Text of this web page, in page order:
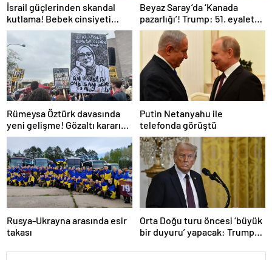
İsrail güçlerinden skandal
kutlama! Bebek cinsiyeti
partisinde Gazze’de bina
patlatıldı
Beyaz Saray’da ‘Kanada
pazarlığı’! Trump: 51. eyalet
olmalı
Rümeysa Öztürk davasında
yeni gelişme! Gözaltı kararına
gerekçe sunamadılar
Putin Netanyahu ile
telefonda görüştü
Rusya-Ukrayna arasında esir
takası
Orta Doğu turu öncesi ‘büyük
bir duyuru’ yapacak: Trump